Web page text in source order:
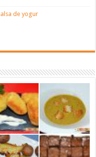
de yogur